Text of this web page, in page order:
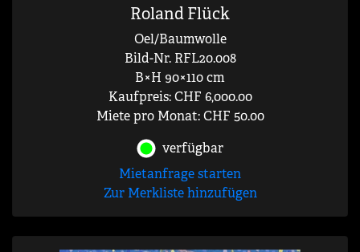
Roland Flück
Oel/Baumwolle
Bild-Nr. RFL20.008
B×H 90×110 cm
Kaufpreis: CHF 6,000.00
Miete pro Monat: CHF 50.00
verfügbar
Mietanfrage starten
Zur Merkliste hinzufügen